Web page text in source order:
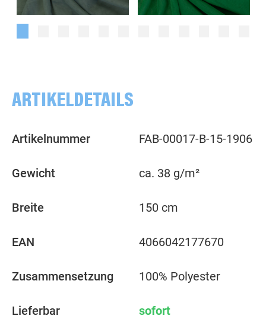
ARTIKELDETAILS
Artikelnummer FAB-00017-B-15-1906
Gewicht ca. 38 g/m²
Breite 150 cm
EAN 4066042177670
Zusammensetzung 100% Polyester
Lieferbar sofort